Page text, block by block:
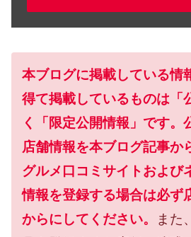
本ブログに掲載している情
得て掲載しているものは「
く「限定公開情報」です。
店舗情報を本ブログ記事か
グルメ口コミサイトおよび
情報を登録する場合は必ず
からにしてください。
また